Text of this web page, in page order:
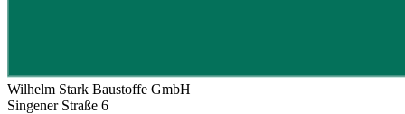
Wilhelm Stark Baustoffe GmbH
Singener Straße 6